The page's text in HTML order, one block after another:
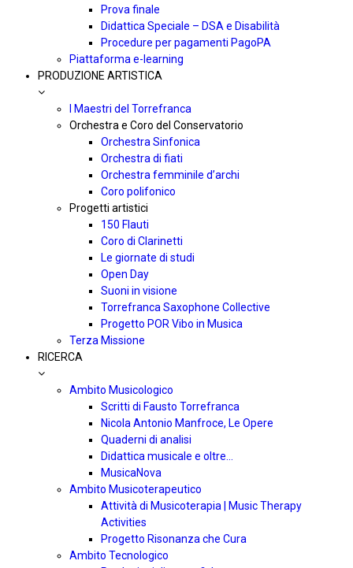
Prova finale
Didattica Speciale – DSA e Disabilità
Procedure per pagamenti PagoPA
Piattaforma e-learning
PRODUZIONE ARTISTICA
I Maestri del Torrefranca
Orchestra e Coro del Conservatorio
Orchestra Sinfonica
Orchestra di fiati
Orchestra femminile d’archi
Coro polifonico
Progetti artistici
150 Flauti
Coro di Clarinetti
Le giornate di studi
Open Day
Suoni in visione
Torrefranca Saxophone Collective
Progetto POR Vibo in Musica
Terza Missione
RICERCA
Ambito Musicologico
Scritti di Fausto Torrefranca
Nicola Antonio Manfroce, Le Opere
Quaderni di analisi
Didattica musicale e oltre…
MusicaNova
Ambito Musicoterapeutico
Attività di Musicoterapia | Music Therapy
Activities
Progetto Risonanza che Cura
Ambito Tecnologico